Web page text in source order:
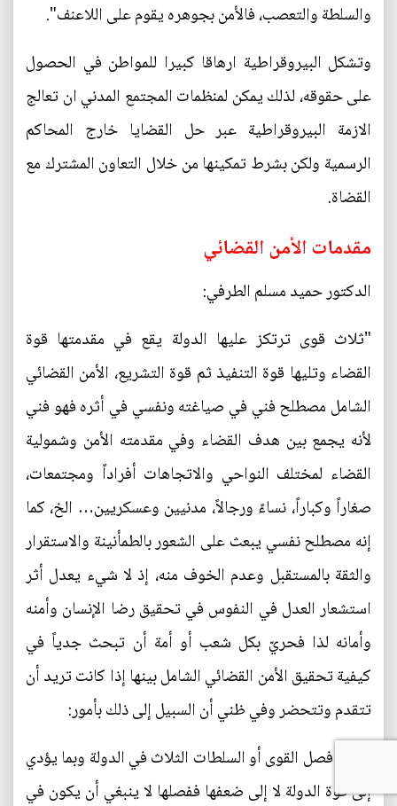
والسلطة والتعصب، فالأمن بجوهره يقوم على اللاعنف".
وتشكل البيروقراطية ارهاقا كبيرا للمواطن في الحصول
على حقوقه، لذلك يمكن لمنظمات المجتمع المدني ان تعالج
الازمة البيروقراطية عبر حل القضايا خارج المحاكم
الرسمية ولكن بشرط تمكينها من خلال التعاون المشترك مع
القضاة.
مقدمات الأمن القضائي
الدكتور حميد مسلم الطرفي:
"ثلاث قوى ترتكز عليها الدولة يقع في مقدمتها قوة
القضاء وتليها قوة التنفيذ ثم قوة التشريع، الأمن القضائي
الشامل مصطلح فني في صياغته ونفسي في أثره فهو فني
لأنه يجمع بين هدف القضاء وفي مقدمته الأمن وشمولية
القضاء لمختلف النواحي والاتجاهات أفراداً ومجتمعات،
صغاراً وكباراً، نساءً ورجالاً، مدنيين وعسكريين… الخ، كما
إنه مصطلح نفسي يبعث على الشعور بالطمأنينة والاستقرار
والثقة بالمستقبل وعدم الخوف منه، إذ لا شيء يعدل أثر
استشعار العدل في النفوس في تحقيق رضا الإنسان وأمنه
وأمانه لذا فحريّ بكل شعب أو أمة أن تبحث جدياً في
كيفية تحقيق الأمن القضائي الشامل بينها إذا كانت تريد أن
تتقدم وتتحضر وفي ظني أن السبيل إلى ذلك بأمور:
الأول: فصل القوى أو السلطات الثلاث في الدولة وبما يؤدي
إلى قوة الدولة لا إلى ضعفها ففصلها لا ينبغي أن يكون في